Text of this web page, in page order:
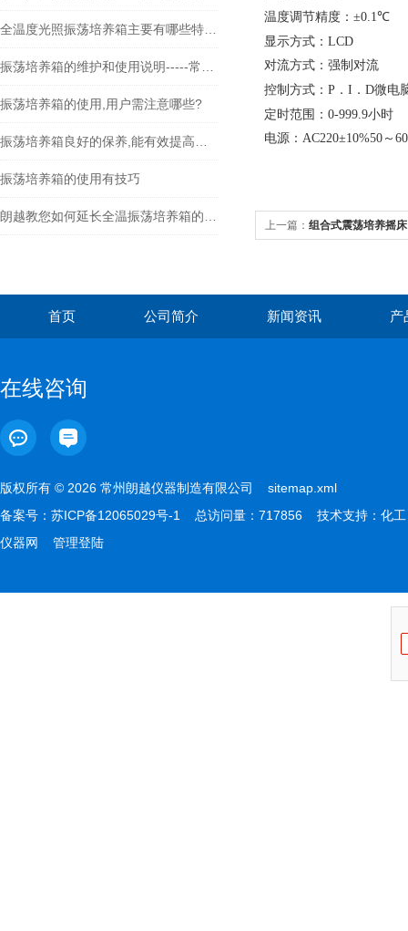
振荡培养箱的使用,用户需注意哪些?
振荡培养箱的使用有技巧
温度调节精度： ±0.1℃
显示方式： LCD
对流方式： 强制对流
控制方式： P．I．D微电
定时范围： 0-999.9小时
电源： AC220±10%50～
上一篇： 组合式震荡培养摇床
首页 公司简介 新闻资讯 产
在线咨询
版权所有 © 2026 常州朗越仪器制造有限公司 sitemap.xml
备案号： 苏ICP备12065029号-1 总访问量：717856 技术支持： 化工
仪器网
管理登陆